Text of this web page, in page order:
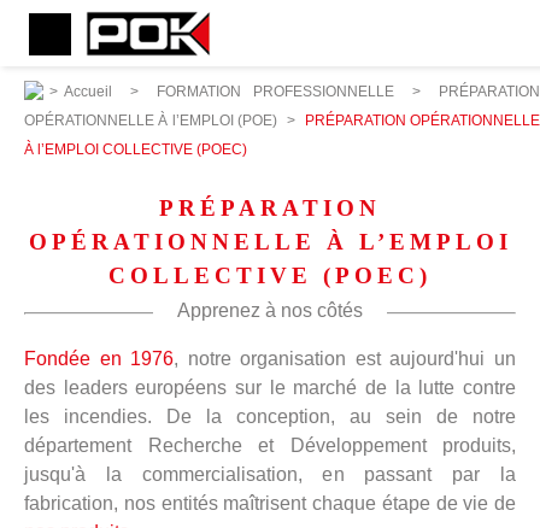
> Accueil > FORMATION PROFESSIONNELLE >
PRÉPARATION
OPÉRATIONNELLE À l’EMPLOI (POE) >
PRÉPARATION OPÉRATIONNELLE
À l’EMPLOI COLLECTIVE (POEC)
PRÉPARATION
OPÉRATIONNELLE À L’EMPLOI
COLLECTIVE (POEC)
Apprenez à nos côtés
Fondée en 1976, notre organisation est aujourd'hui un
des leaders européens sur le marché de la lutte contre
les incendies. De la conception, au sein de notre
département Recherche et Développement produits,
jusqu'à la commercialisation, en passant par la
fabrication, nos entités maîtrisent chaque étape de vie de